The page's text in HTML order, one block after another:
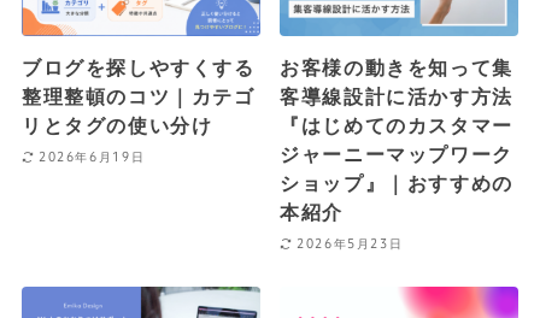
ブログを探しやすくする
整理整頓のコツ｜カテゴ
リとタグの使い分け
2026年6月19日
お客様の動きを知って集
客導線設計に活かす方法
『はじめてのカスタマー
ジャーニーマップワーク
ショップ』｜おすすめの
本紹介
2026年5月23日